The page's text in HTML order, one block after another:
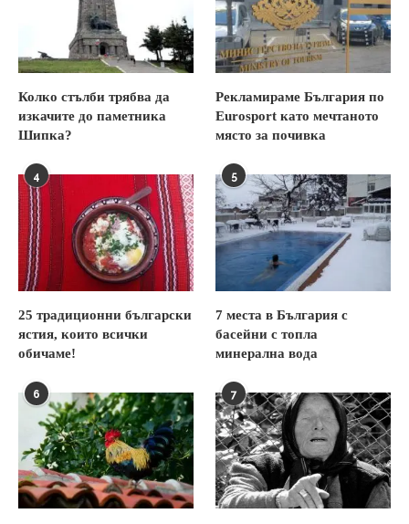
Колко стълби трябва да
изкачите до паметника
Шипка?
Рекламираме България по
Eurosport като мечтаното
място за почивка
4
25 традиционни български
ястия, които всички
обичаме!
5
7 места в България с
басейни с топла
минерална вода
6 7